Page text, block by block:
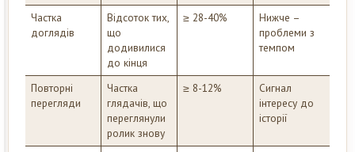
Частка
доглядів
Відсоток тих,
що
додивилися
до кінця
≥ 28-40%
Нижче –
проблеми з
темпом
Повторні
перегляди
Частка
глядачів, що
переглянули
ролик знову
≥ 8-12%
Сигнал
інтересу до
історії